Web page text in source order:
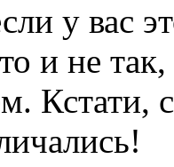
у вас
и не
Кстати,